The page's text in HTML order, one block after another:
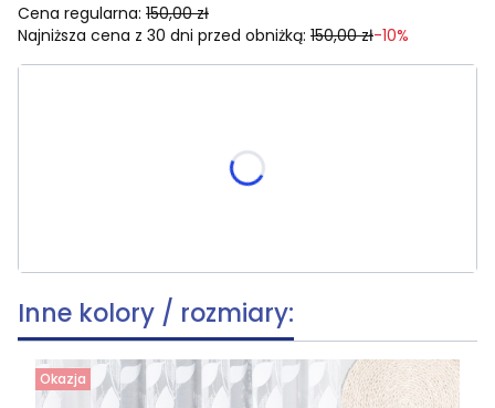
Cena regularna: 150,00 zł
Najniższa cena z 30 dni przed obniżką: 150,00 zł-10%
skracania, wymiar po skróceniu [cm]
Inne kolory / rozmiary:
Okazja